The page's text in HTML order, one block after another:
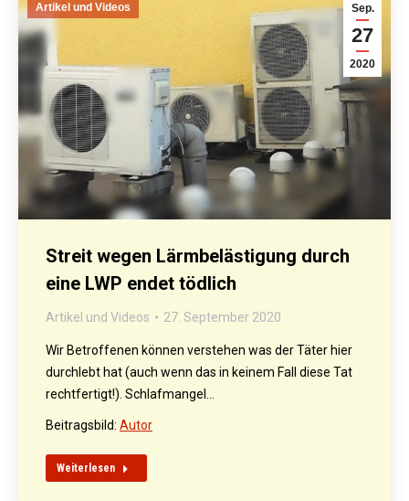
Sep.
27
2020
Artikel und Videos
Streit wegen Lärmbelästigung durch
eine LWP endet tödlich
Artikel und Videos 27. September 2020
Wir Betroffenen können verstehen was der Täter hier
durchlebt hat (auch wenn das in keinem Fall diese Tat
rechtfertigt!). Schlafmangel…
Beitragsbild: Autor
Weiterlesen